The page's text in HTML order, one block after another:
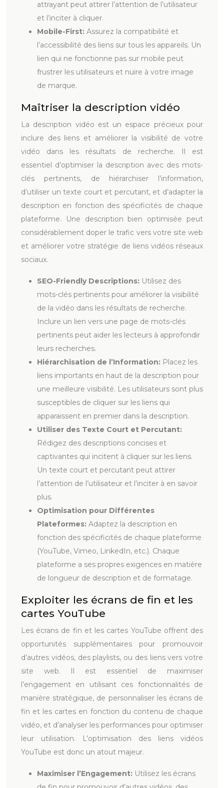
attrayant peut attirer l’attention de l’utilisateur
et l’inciter à cliquer.
Mobile-First: Assurez la compatibilité et
l’accessibilité des liens sur tous les appareils. Un
lien qui ne fonctionne pas sur mobile peut
frustrer les utilisateurs et nuire à votre image
de marque.
Maîtriser la description vidéo
La description vidéo est un espace précieux pour
inclure des liens et améliorer la visibilité de votre
vidéo dans les résultats de recherche. Il est
essentiel d’optimiser la description avec des mots-
clés pertinents, de hiérarchiser l’information,
d’utiliser un texte court et percutant, et d’adapter la
description en fonction des spécificités de chaque
plateforme. Une description bien optimisée peut
considérablement doper le trafic vers votre site web
et améliorer votre stratégie de liens vidéos réseaux
sociaux.
SEO-Friendly Descriptions: Utilisez des
mots-clés pertinents pour améliorer la visibilité
de la vidéo dans les résultats de recherche.
Inclure un lien vers une page de mots-clés
pertinents peut aider les lecteurs à approfondir
leurs recherches.
Hiérarchisation de l’Information: Placez les
liens importants en haut de la description pour
une meilleure visibilité. Les utilisateurs sont plus
susceptibles de cliquer sur les liens qui
apparaissent en premier dans la description.
Utiliser des Texte Court et Percutant:
Rédigez des descriptions concises et
captivantes qui incitent à cliquer sur les liens.
Un texte court et percutant peut attirer
l’attention de l’utilisateur et l’inciter à en savoir
plus.
Optimisation pour Différentes
Plateformes: Adaptez la description en
fonction des spécificités de chaque plateforme
(YouTube, Vimeo, LinkedIn, etc.). Chaque
plateforme a ses propres exigences en matière
de longueur de description et de formatage.
Exploiter les écrans de fin et les
cartes YouTube
Les écrans de fin et les cartes YouTube offrent des
opportunités supplémentaires pour promouvoir
d’autres vidéos, des playlists, ou des liens vers votre
site web. Il est essentiel de maximiser
l’engagement en utilisant ces fonctionnalités de
manière stratégique, de personnaliser les écrans de
fin et les cartes en fonction du contenu de chaque
vidéo, et d’analyser les performances pour optimiser
leur utilisation. L’optimisation des liens vidéos
YouTube est donc un atout majeur.
Maximiser l’Engagement: Utilisez les écrans